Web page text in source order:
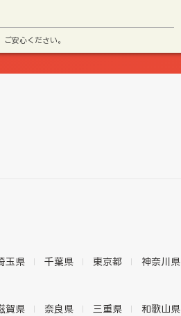
安心ください。
玉県 千葉県 東京都 神奈川県
賀県 奈良県 三重県 和歌山県